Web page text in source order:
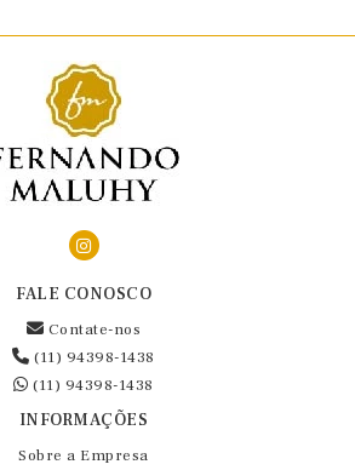
FALE CONOSCO
Contate-nos
(11) 94398-1438
(11) 94398-1438
INFORMAÇÕES
Sobre a Empresa